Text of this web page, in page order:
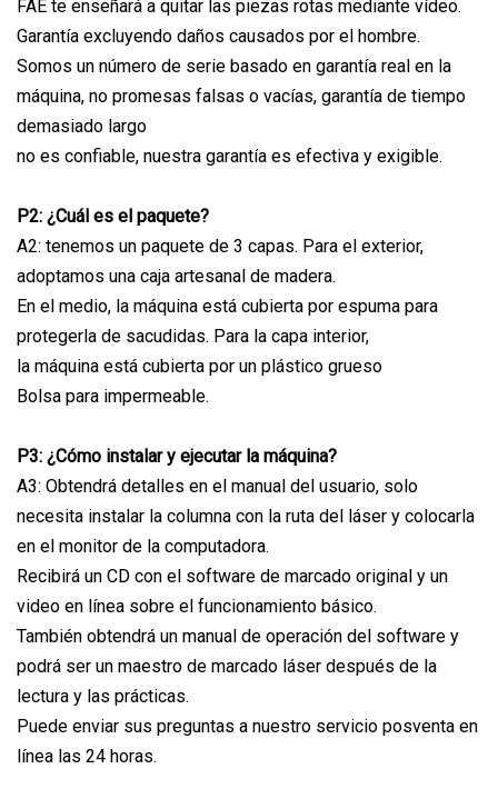
FAE te enseñará a quitar las piezas rotas mediante vídeo.
Garantía excluyendo daños causados ​​por el hombre.
Somos un número de serie basado en garantía real en la
máquina, no promesas falsas o vacías, garantía de tiempo
demasiado largo
no es confiable, nuestra garantía es efectiva y exigible.
P2: ¿Cuál es el paquete?
A2: tenemos un paquete de 3 capas. Para el exterior,
adoptamos una caja artesanal de madera.
En el medio, la máquina está cubierta por espuma para
protegerla de sacudidas. Para la capa interior,
la máquina está cubierta por un plástico grueso
Bolsa para impermeable.
P3: ¿Cómo instalar y ejecutar la máquina?
A3: Obtendrá detalles en el manual del usuario, solo
necesita instalar la columna con la ruta del láser y colocarla
en el monitor de la computadora.
Recibirá un CD con el software de marcado original y un
video en línea sobre el funcionamiento básico.
También obtendrá un manual de operación del software y
podrá ser un maestro de marcado láser después de la
lectura y las prácticas.
Puede enviar sus preguntas a nuestro servicio posventa en
línea las 24 horas.